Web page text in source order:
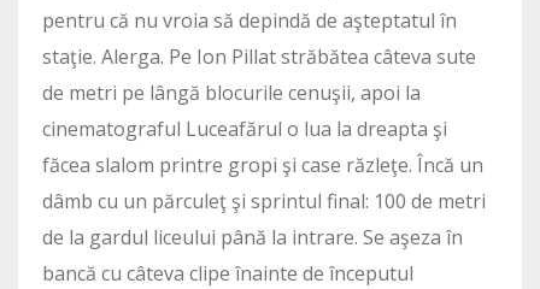
pentru că nu vroia să depindă de aşteptatul în
staţie. Alerga. Pe Ion Pillat străbătea câteva sute
de metri pe lângă blocurile cenuşii, apoi la
cinematograful Luceafărul o lua la dreapta şi
făcea slalom printre gropi şi case răzleţe. Încă un
dâmb cu un părculeţ şi sprintul final: 100 de metri
de la gardul liceului până la intrare. Se aşeza în
bancă cu câteva clipe înainte de începutul